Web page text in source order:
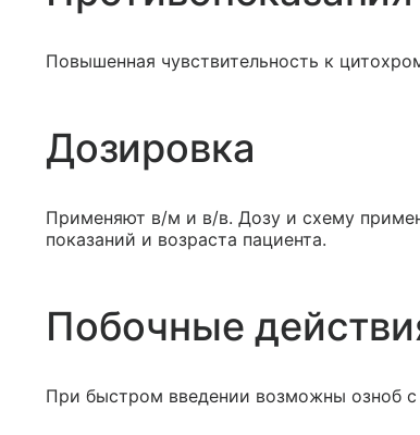
Повышенная чувствительность к
Дозировка
Применяют в/м и в/в. Дозу и схему
показаний и возраста пациента.
Побочные
При быстром введении возможны озноб